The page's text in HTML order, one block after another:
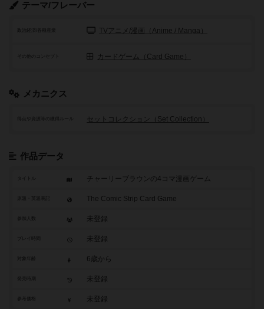
テーマ/フレーバー
政治経済/各種産業 TVアニメ/漫画（Anime / Manga）
その他のコンセプト カードゲーム（Card Game）
メカニクス
セットコレクション（Set Collection）
作品データ
タイトル チャーリーブラウンの4コマ漫画ゲーム
The Comic Strip Card Game
参加人数 未登録
未登録
6歳から
未登録
参考価格 未登録